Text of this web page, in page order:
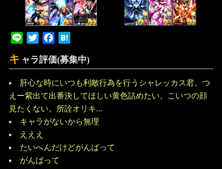
Line Twitter Facebook
キ ャラ評価(募集中)
肝心な時にいつも利敵行為を行うシャレッカス君。つ
えー紫出て出番決してほしい黄色詰めたい、こいつの顔
見たくない。所詮オリキ...
キャラがないから無理
えええ
たいへんだけどがんばって
がんばって